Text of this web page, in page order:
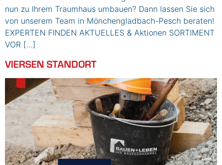
nun zu Ihrem Traumhaus umbauen? Dann lassen Sie sich
von unserem Team in Mönchengladbach-Pesch beraten!
EXPERTEN FINDEN AKTUELLES & Aktionen SORTIMENT
VOR […]
VIERSEN STANDORT